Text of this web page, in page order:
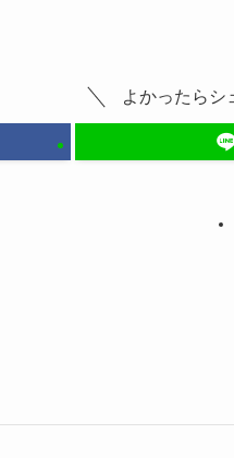
よかったらシ